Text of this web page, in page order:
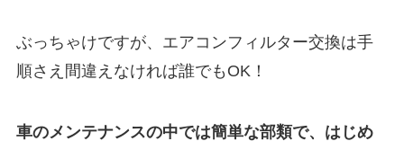
ぶっちゃけですが、エアコンフィルター交換は手
順さえ間違えなければ誰でもOK！
車のメンテナンスの中では簡単な部類で、はじめ